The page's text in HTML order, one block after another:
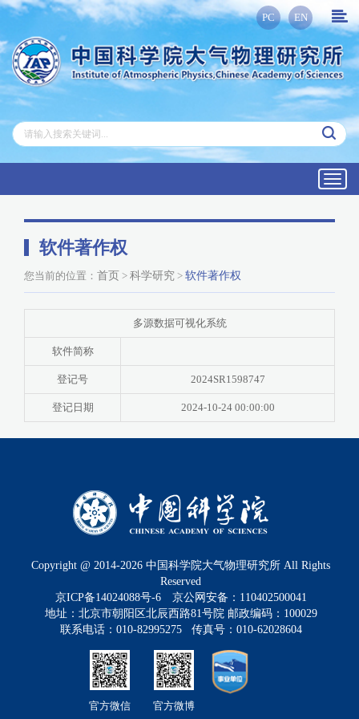
PC EN
软件著作权
您当前的位置： 首页 > 科学研究 > 软件著作权
多源数据可视化系统
软件简称
登记号 2024SR1598747
登记日期 2024-10-24 00:00:00
Copyright @ 2014-2026 中国科学院大气物理研究所 All Rights
Reserved
京ICP备14024088号-6
京公网安备：110402500041
地址：北京市朝阳区北辰西路81号院 邮政编码：100029
联系电话：010-82995275 传真号：010-62028604
官方微信 官方微博